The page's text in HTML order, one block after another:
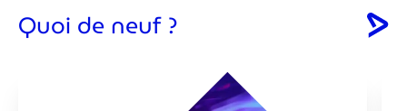
Quoi de neuf ?